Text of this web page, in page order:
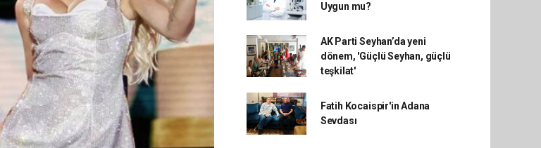
Uygun mu?
AK Parti Seyhan’da yeni
dönem, 'Güçlü Seyhan, güçlü
teşkilat'
Fatih Kocaispir'in Adana
Sevdası